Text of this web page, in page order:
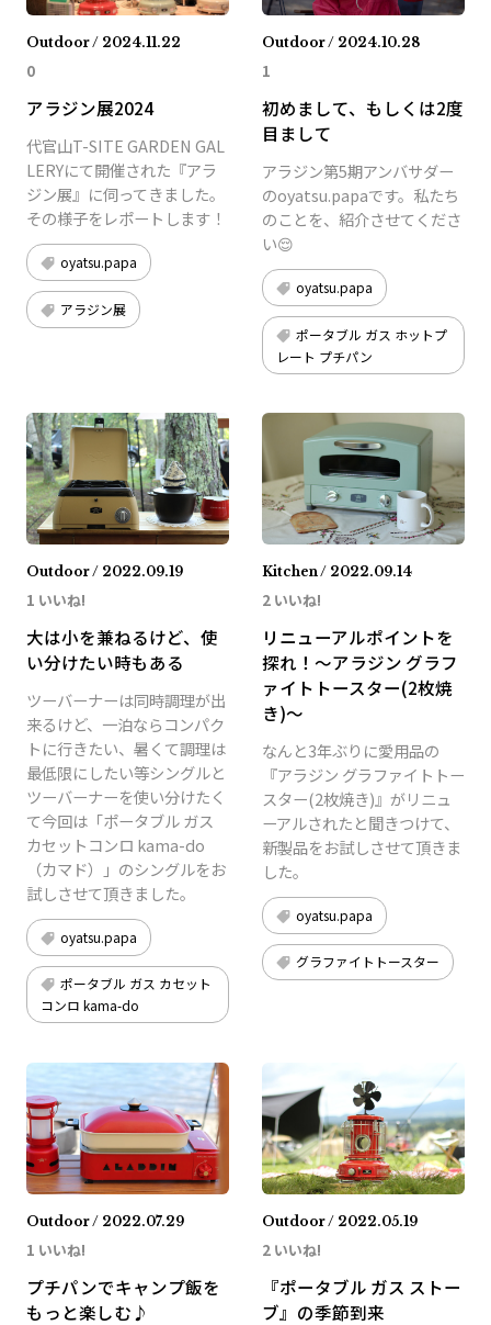
Outdoor / 2024.11.22
0
アラジン展2024
代官山T-SITE GARDEN GAL
LERYにて開催された『アラ
ジン展』に伺ってきました。
その様子をレポートします！
oyatsu.papa
アラジン展
Outdoor / 2024.10.28
1
初めまして、もしくは2度
目まして
アラジン第5期アンバサダー
のoyatsu.papaです。私たち
のことを、紹介させてくださ
い😌
oyatsu.papa
ポータブル ガス ホットプ
レート プチパン
Outdoor / 2022.09.19
1 いいね!
大は小を兼ねるけど、使
い分けたい時もある
ツーバーナーは同時調理が出
来るけど、一泊ならコンパク
トに行きたい、暑くて調理は
最低限にしたい等シングルと
ツーバーナーを使い分けたく
て今回は「ポータブル ガス
カセットコンロ kama-do
（カマド）」のシングルをお
試しさせて頂きました。
oyatsu.papa
ポータブル ガス カセット
コンロ kama-do
Kitchen / 2022.09.14
2 いいね!
リニューアルポイントを
探れ！～アラジン グラフ
ァイトトースター(2枚焼
き)～
なんと3年ぶりに愛用品の
『アラジン グラファイトトー
スター(2枚焼き)』がリニュ
ーアルされたと聞きつけて、
新製品をお試しさせて頂きま
した。
oyatsu.papa
グラファイトトースター
Outdoor / 2022.07.29
1 いいね!
プチパンでキャンプ飯を
もっと楽しむ♪
Outdoor / 2022.05.19
2 いいね!
『ポータブル ガス ストー
ブ』の季節到来